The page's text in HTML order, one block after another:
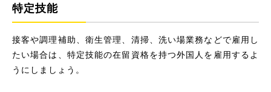
特定技能
接客や調理補助、衛生管理、清掃、洗い場業務などで雇用し
たい場合は、特定技能の在留資格を持つ外国人を雇用するよ
うにしましょう。